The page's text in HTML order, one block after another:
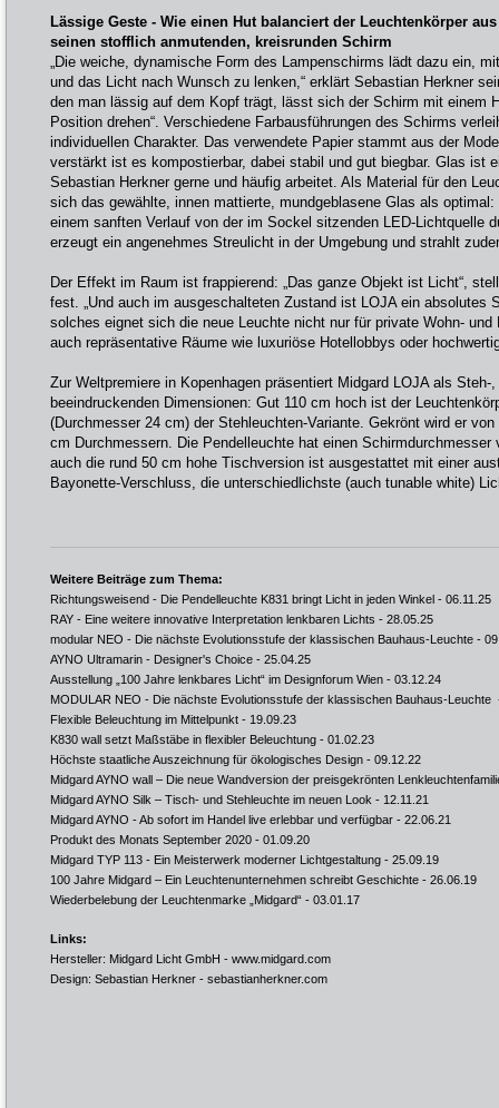
Lässige Geste - Wie einen Hut balanciert der Leuchtenkörper
seinen stofflich anmutenden, kreisrunden Schirm
„Die weiche, dynamische Form des Lampenschirms lädt dazu ein,
und das Licht nach Wunsch zu lenken,“ erklärt Sebastian Herkner
den man lässig auf dem Kopf trägt, lässt sich der Schirm mit einem
Position drehen“. Verschiedene Farbausführungen des Schirms
individuellen Charakter. Das verwendete Papier stammt aus der
verstärkt ist es kompostierbar, dabei stabil und gut biegbar. Glas ist
Sebastian Herkner gerne und häufig arbeitet. Als Material für den
sich das gewählte, innen mattierte, mundgeblasene Glas als
einem sanften Verlauf von der im Sockel sitzenden LED-Lichtquelle
erzeugt ein angenehmes Streulicht in der Umgebung und strahlt
Der Effekt im Raum ist frappierend: „Das ganze Objekt ist Licht“,
fest. „Und auch im ausgeschalteten Zustand ist LOJA ein absolutes
solches eignet sich die neue Leuchte nicht nur für private Wohn- und
auch repräsentative Räume wie luxuriöse Hotellobbys oder
Zur Weltpremiere in Kopenhagen präsentiert Midgard LOJA als
beeindruckenden Dimensionen: Gut 110 cm hoch ist der
(Durchmesser 24 cm) der Stehleuchten-Variante. Gekrönt wird er
cm Durchmessern. Die Pendelleuchte hat einen Schirmdurchmesser
auch die rund 50 cm hohe Tischversion ist ausgestattet mit einer
Bayonette-Verschluss, die unterschiedlichste (auch tunable white)
Weitere Beiträge zum Thema:
Richtungsweisend - Die Pendelleuchte K831 bringt Licht in jeden Winkel - 06.11.25
RAY - Eine weitere innovative Interpretation lenkbaren Lichts - 28.05.25
modular NEO - Die nächste Evolutionsstufe der klassischen Bauhaus-Leuchte -
AYNO Ultramarin - Designer's Choice - 25.04.25
Ausstellung „100 Jahre lenkbares Licht“ im Designforum Wien - 03.12.24
MODULAR NEO - Die nächste Evolutionsstufe der klassischen Bauhaus-Leuchte
Flexible Beleuchtung im Mittelpunkt - 19.09.23
K830 wall setzt Maßstäbe in flexibler Beleuchtung - 01.02.23
Höchste staatliche Auszeichnung für ökologisches Design - 09.12.22
Midgard AYNO wall – Die neue Wandversion der preisgekrönten
Midgard AYNO Silk – Tisch- und Stehleuchte im neuen Look - 12.11.21
Midgard AYNO - Ab sofort im Handel live erlebbar und verfügbar - 22.06.21
Produkt des Monats September 2020 - 01.09.20
Midgard TYP 113 - Ein Meisterwerk moderner Lichtgestaltung - 25.09.19
100 Jahre Midgard – Ein Leuchtenunternehmen schreibt Geschichte - 26.06.19
Wiederbelebung der Leuchtenmarke „Midgard“ - 03.01.17
Links:
Hersteller: Midgard Licht GmbH - www.midgard.com
Design: Sebastian Herkner - sebastianherkner.com